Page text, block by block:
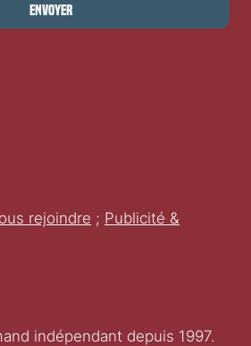
Envoyer
indépendant depuis 1997.
rejoindre ; Publicité &